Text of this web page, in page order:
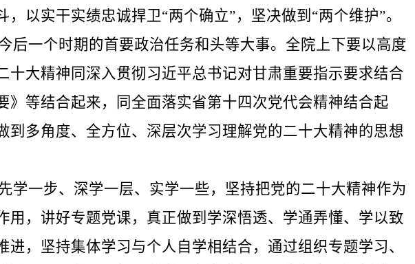
以实干实绩忠诚捍卫“两个确立”，坚决做到“两个维护”。
一个时期的首要政治任务和头等大事。全院上下要以高度
大精神同深入贯彻习近平总书记对甘肃重要指示要求结合
等结合起来，同全面落实省第十四次党代会精神结合起
多角度、全方位、深层次学习理解党的二十大精神的思想
一步、深学一层、实学一些，坚持把党的二十大精神作为
，讲好专题党课，真正做到学深悟透、学通弄懂、学以致
，坚持集体学习与个人自学相结合，通过组织专题学习、